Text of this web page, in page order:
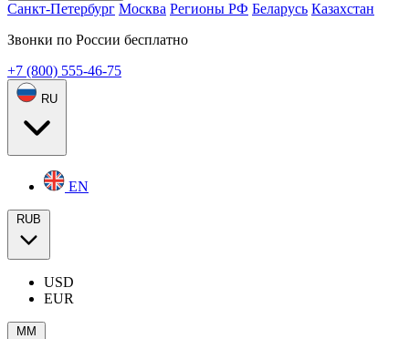
Санкт-Петербург Москва Регионы РФ Беларусь Казахстан
Звонки по России бесплатно
+7 (800) 555-46-75
RU
EN
RUB
USD
EUR
ММ